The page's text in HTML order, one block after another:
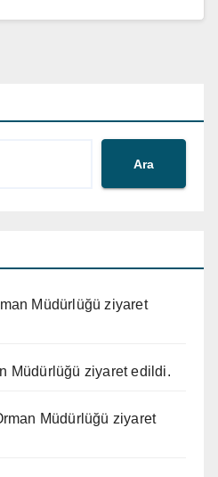
Ara
Müdürlüğü ziyaret
Müdürlüğü ziyaret edildi.
Müdürlüğü ziyaret